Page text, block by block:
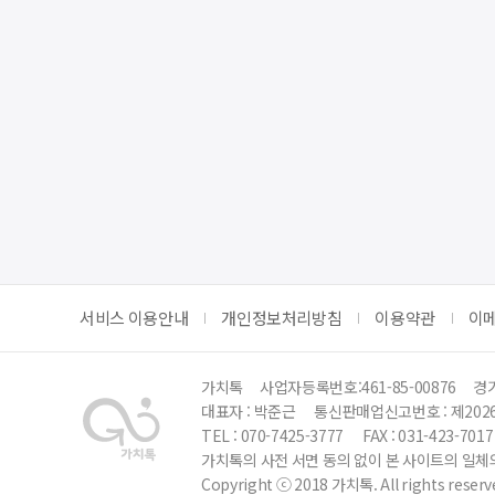
서비스 이용안내 개인정보처리방침 이용약관 이
가치톡 사업자등록번호:461-85-00876
경
대표자 : 박준근
통신판매업신고번호 : 제
TEL : 070-7425-3777
FAX : 031-423-7017
가치톡의 사전 서면 동의 없이 본 사이트의 일
Copyright ⓒ 2018 가치톡. All rights